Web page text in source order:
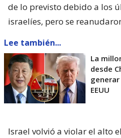
de lo previsto debido a los
israelíes, pero se
Lee también...
La
desde
EEUU
Israel volvió a violar el alto